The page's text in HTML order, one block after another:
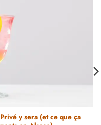
y sera (et ce que ça